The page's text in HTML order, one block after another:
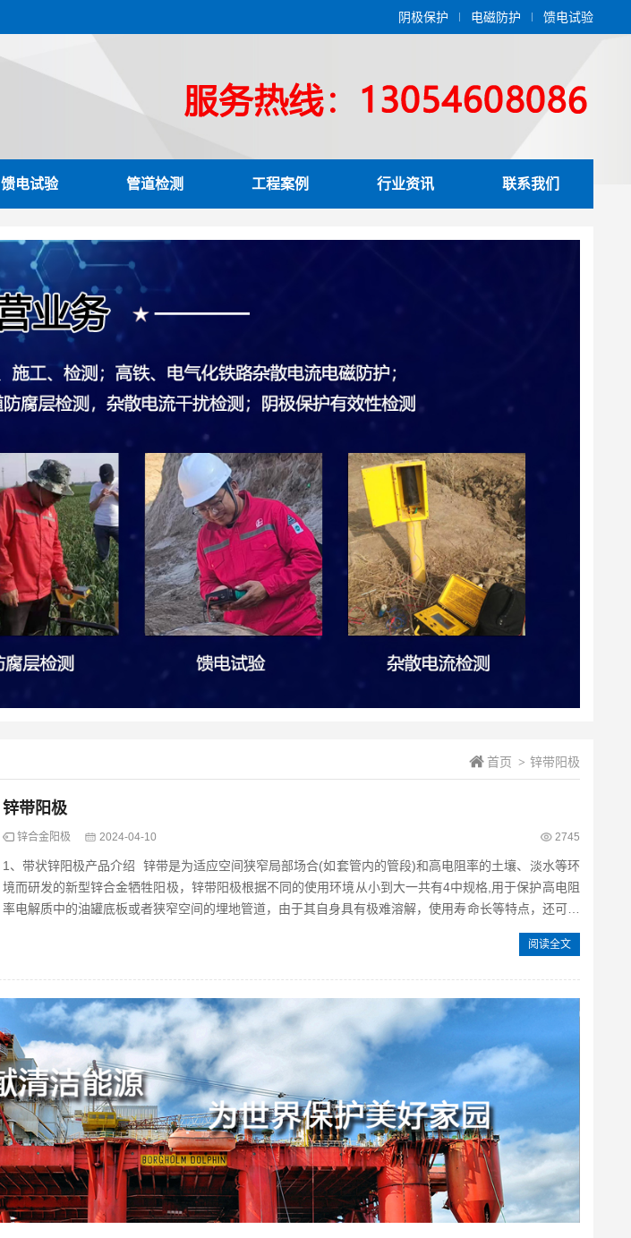
阴极保护 电磁防护 馈电试验
馈电试验 管道检测 工程案例 行业资讯 联系我们
首页 > 锌带阳极
锌带阳极
锌合金阳极 2024-04-10 2745
1、带状锌阳极产品介绍 锌带是为适应空间狭窄局部场合(如套管内的管段)和高电阻率的土壤、淡水等环
境而研发的新型锌合金牺牲阳极，锌带阳极根据不同的使用环境从小到大一共有4中规格,用于保护高电阻
率电解质中的油罐底板或者狭窄空间的埋地管道，由于其自身具有极难溶解，使用寿命长等特点，还可以
阅读全文